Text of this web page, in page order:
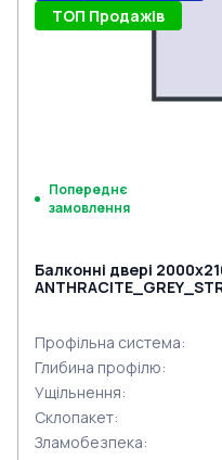
ТОП Продажів
Попереднє
замовлення
Балконні двері
Профільна система:
Глибина профілю:
Ущільнення:
Склопакет:
Зламобезпека: